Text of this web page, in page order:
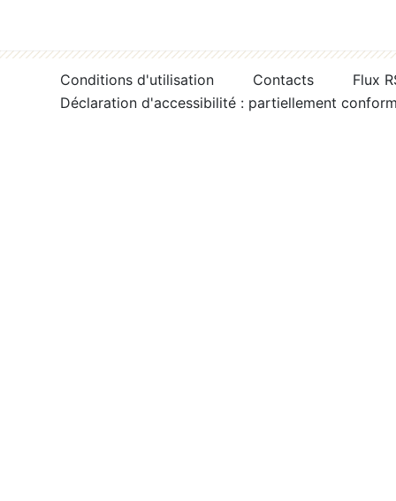
Conditions d'utilisation Contacts
Flux
Déclaration d'accessibilité : partiellement